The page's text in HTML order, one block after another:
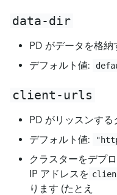
data-dir
PD がデータを格納
デフォルト値:
client-urls
PD がリッスンする
デフォルト値:
クラスターをデプ
IP アドレスを
ります (たとえ